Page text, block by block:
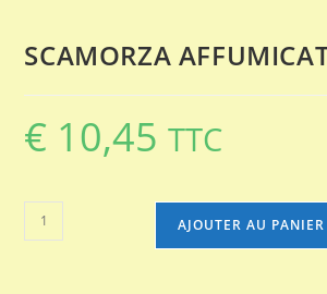
SCAMORZA
€ 10,45 TTC
quantité
de
AJOUTER AU PANIER